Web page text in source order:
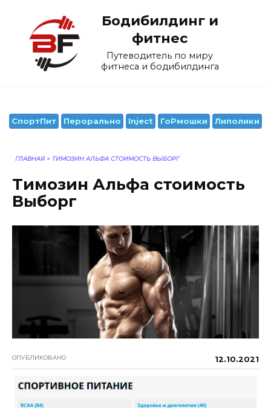
содержанию
Бодибилдинг и
фитнес
Путеводитель по миру
фитнеса и бодибилдинга
СпортПит Перорально Inject ГоРмошки Липолики
ГЛАВНАЯ > TИМОЗИН АЛЬФА СТОИМОСТЬ ВЫБОРГ
Tимозин Альфа стоимость
Выборг
ОПУБЛИКОВАНО 12.10.2021